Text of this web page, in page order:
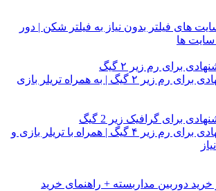
های فیلتر بدون نیاز به فیلتر شکن | دور
سایت ها
۱۰ بازی پیشنهادی برای رم زیر ۲ گیگ | به همراه تریلر بازی
۱۰ بازی پیشنهادی برای رم زیر ۴ گیگ | همراه با تریلر بازی و